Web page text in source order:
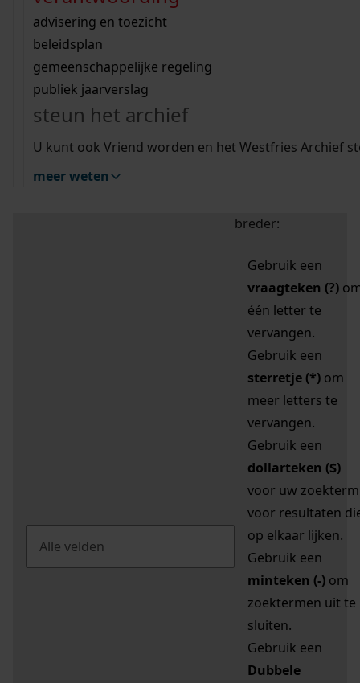
bouwvergunningen
omgevingsvergunningen
vergunningen
beeld en geluid
uitleg nodig?
Wij helpen u op weg met een aantal zoektips.
bekijk alle zoektips
Wij helpen u op weg met een aantal zoektips.
bekijk alle zoektips
bekijk ons geschiedenislokaal
advisering en toezicht
beleidsplan
gemeenschappelijke regeling
publiek jaarverslag
steun het archief
U kunt ook Vriend worden en het Westfries Archief
meer weten
zoektips
Mijn Studiezaal (inloggen)
uw zoekopdracht te
breder:
Gebruik een
vraagteken (?)
één letter te
vervangen.
Gebruik een
sterretje (*) om
meer letters te
vervangen.
Gebruik een
dollarteken ($)
voor uw zoekterm
voor resultaten
op elkaar lijken.
Gebruik een
minteken (-) om
zoektermen uit te
sluiten.
Gebruik een
Dubbele